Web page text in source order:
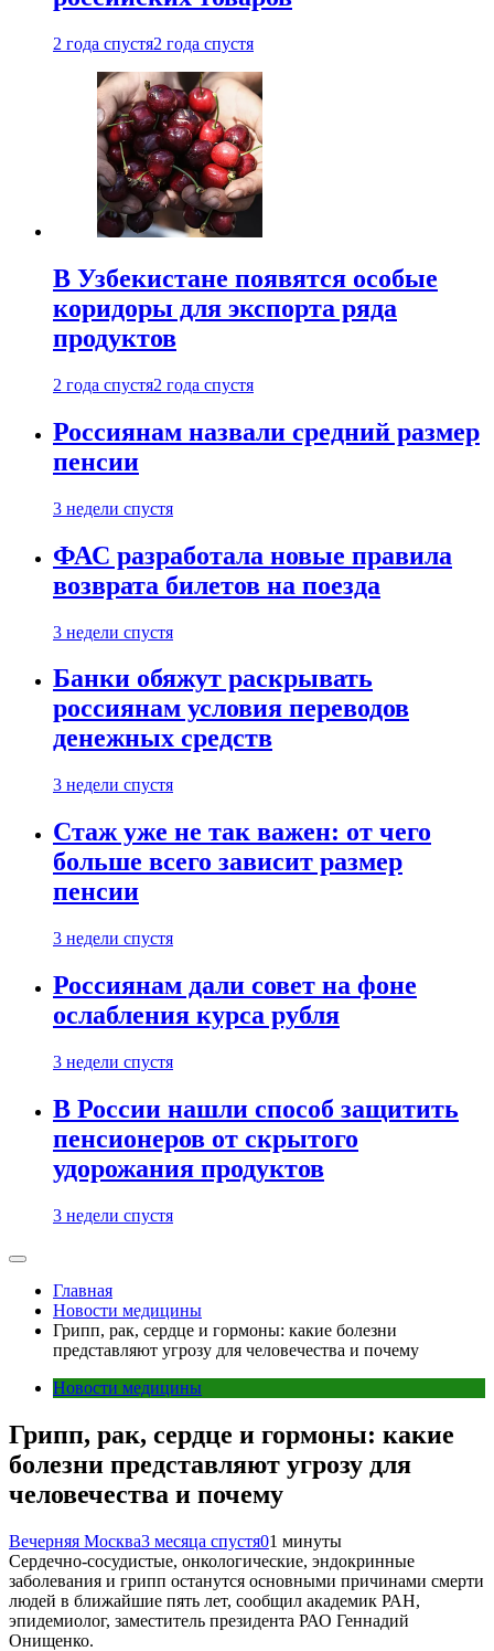
2 года спустя2 года спустя
В Узбекистане появятся особые
коридоры для экспорта ряда
продуктов
2 года спустя2 года спустя
Россиянам назвали средний размер
пенсии
3 недели спустя
ФАС разработала новые правила
возврата билетов на поезда
3 недели спустя
Банки обяжут раскрывать
россиянам условия переводов
денежных средств
3 недели спустя
Стаж уже не так важен: от чего
больше всего зависит размер
пенсии
3 недели спустя
Россиянам дали совет на фоне
ослабления курса рубля
3 недели спустя
В России нашли способ защитить
пенсионеров от скрытого
удорожания продуктов
3 недели спустя
Главная
Новости медицины
Грипп, рак, сердце и гормоны: какие болезни
представляют угрозу для человечества и почему
Новости медицины
Грипп, рак, сердце и гормоны: какие
болезни представляют угрозу для
человечества и почему
Вечерняя Москва3 месяца спустя01 минуты
Сердечно-сосудистые, онкологические, эндокринные
заболевания и грипп останутся основными причинами смерти
людей в ближайшие пять лет, сообщил академик РАН,
эпидемиолог, заместитель президента РАО Геннадий
Онищенко.